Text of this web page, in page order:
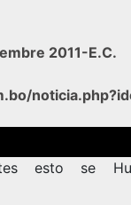
2011-E.C.
esto se